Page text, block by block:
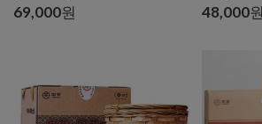
69,000원 48,000원